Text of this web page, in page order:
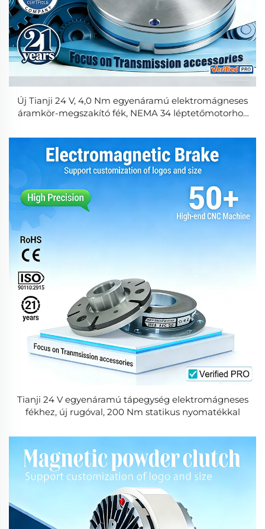
Új Tianji 24 V, 4,0 Nm egyenáramú elektromágneses
áramkör-megszakító fék, NEMA 34 léptetőmotorhoz
fordulat/perc
Tianji 24 V egyenáramú tápegység elektromágneses
fékhez, új rugóval, 200 Nm statikus nyomatékkal